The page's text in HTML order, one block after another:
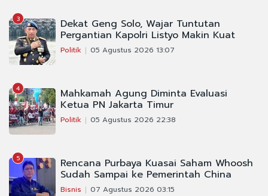
3 Dekat Geng Solo, Wajar Tuntutan
Pergantian Kapolri Listyo Makin Kuat
Politik 05 Agustus 2026 13:07
4 Mahkamah Agung Diminta Evaluasi
Ketua PN Jakarta Timur
Politik 05 Agustus 2026 22:38
5 Rencana Purbaya Kuasai Saham Whoosh
Sudah Sampai ke Pemerintah China
Bisnis 07 Agustus 2026 03:15